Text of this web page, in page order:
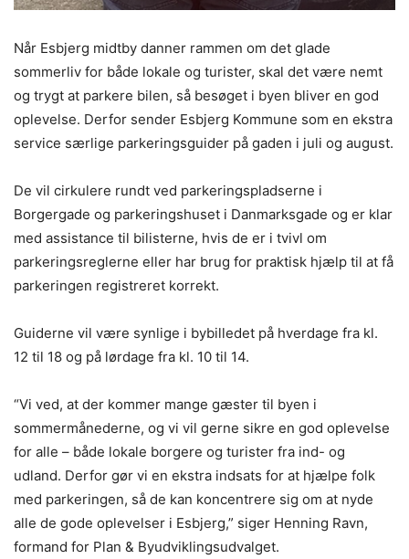
Når Esbjerg midtby danner rammen om det glade
sommerliv for både lokale og turister, skal det være nemt
og trygt at parkere bilen, så besøget i byen bliver en god
oplevelse. Derfor sender Esbjerg Kommune som en ekstra
service særlige parkeringsguider på gaden i juli og august.
De vil cirkulere rundt ved parkeringspladserne i
Borgergade og parkeringshuset i Danmarksgade og er klar
med assistance til bilisterne, hvis de er i tvivl om
parkeringsreglerne eller har brug for praktisk hjælp til at få
parkeringen registreret korrekt.
Guiderne vil være synlige i bybilledet på hverdage fra kl.
12 til 18 og på lørdage fra kl. 10 til 14.
“Vi ved, at der kommer mange gæster til byen i
sommermånederne, og vi vil gerne sikre en god oplevelse
for alle – både lokale borgere og turister fra ind- og
udland. Derfor gør vi en ekstra indsats for at hjælpe folk
med parkeringen, så de kan koncentrere sig om at nyde
alle de gode oplevelser i Esbjerg,” siger Henning Ravn,
formand for Plan & Byudviklingsudvalget.